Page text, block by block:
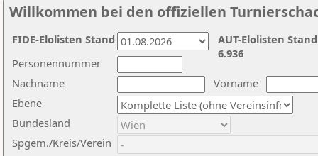
Willkommen bei den offiziellen
Nachname
Vorname
Ebene
Personennummer
Bundesland
Spgem./Kreis/Verein
AUT-Elolisten
6.936
FIDE-Elolisten Stand